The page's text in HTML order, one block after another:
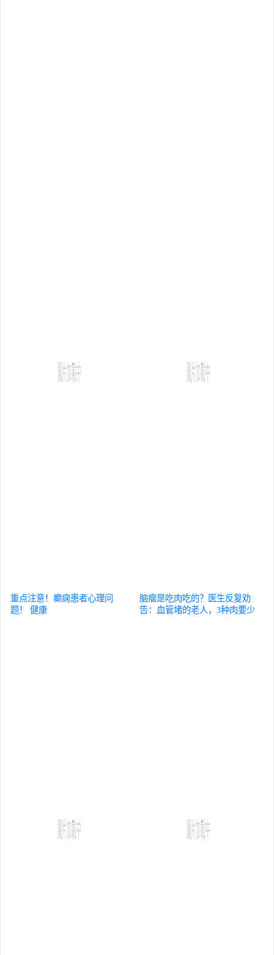
重点注意！癫痫患者心理问
题！
健康
脑瘤是吃肉吃的？医生反复劝
告：血管堵的老人，3种肉要少